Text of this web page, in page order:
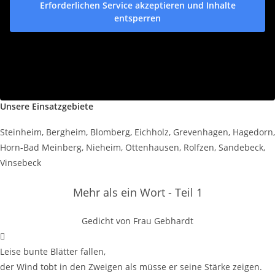
Erforderlichen Service akzeptieren und Inhalte
entsperren
Unsere Einsatzgebiete
Steinheim, Bergheim, Blomberg, Eichholz, Grevenhagen, Hagedorn,
Horn-Bad Meinberg, Nieheim, Ottenhausen, Rolfzen, Sandebeck,
Vinsebeck
Mehr als ein Wort - Teil 1
Gedicht von Frau Gebhardt
Leise bunte Blätter fallen,
der Wind tobt in den Zweigen als müsse er seine Stärke zeigen.